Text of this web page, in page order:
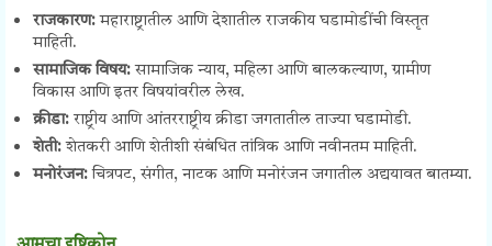
राजकारण: महाराष्ट्रातील आणि देशातील राजकीय घडामोडींची विस्तृत
माहिती.
सामाजिक विषय: सामाजिक न्याय, महिला आणि बालकल्याण, ग्रामीण
विकास आणि इतर विषयांवरील लेख.
क्रीडा: राष्ट्रीय आणि आंतरराष्ट्रीय क्रीडा जगतातील ताज्या घडामोडी.
शेती: शेतकरी आणि शेतीशी संबंधित तांत्रिक आणि नवीनतम माहिती.
मनोरंजन: चित्रपट, संगीत, नाटक आणि मनोरंजन जगातील अद्ययावत बातम्या.